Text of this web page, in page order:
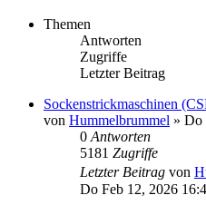
Themen
Antworten
Zugriffe
Letzter Beitrag
Sockenstrickmaschinen
von Hummelbrummel » Do
0 Antworten
5181 Zugriffe
Letzter Beitrag von
Do Feb 12, 2026